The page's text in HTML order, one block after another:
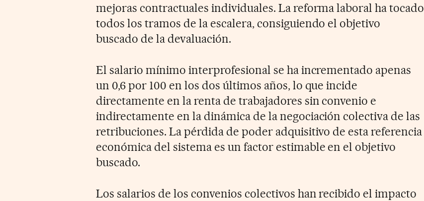
mejoras contractuales individuales. La reforma laboral ha tocado
todos los tramos de la escalera, consiguiendo el objetivo
buscado de la devaluación.
El salario mínimo interprofesional se ha incrementado apenas
un 0,6 por 100 en los dos últimos años, lo que incide
directamente en la renta de trabajadores sin convenio e
indirectamente en la dinámica de la negociación colectiva de las
retribuciones. La pérdida de poder adquisitivo de esta referencia
económica del sistema es un factor estimable en el objetivo
buscado.
Los salarios de los convenios colectivos han recibido el impacto